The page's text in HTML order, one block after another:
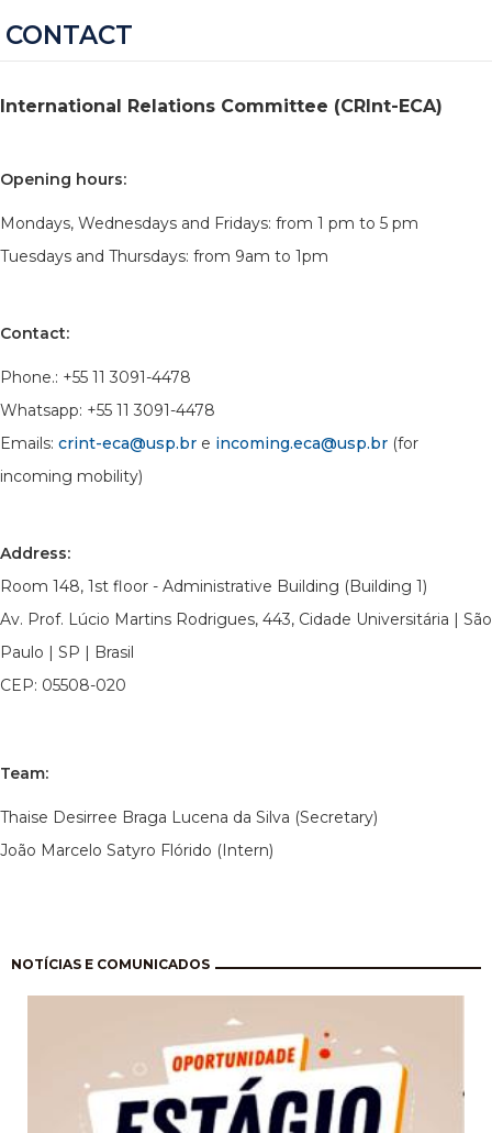
CONTACT
International Relations Committee (CRInt-ECA)
Opening hours:
Mondays, Wednesdays and Fridays: from 1 pm to 5 pm
Tuesdays and Thursdays: from 9am to 1pm
Contact:
Phone.: +55 11 3091-4478
Whatsapp: +55 11 3091-4478
Emails: crint-eca@usp.br e incoming.eca@usp.br (for
incoming mobility)
Address:
Room 148, 1st floor - Administrative Building (Building 1)
Av. Prof. Lúcio Martins Rodrigues, 443, Cidade Universitária | São
Paulo | SP | Brasil
CEP: 05508-020
Team:
Thaise Desirree Braga Lucena da Silva (Secretary)
João Marcelo Satyro Flórido (Intern)
NOTÍCIAS E COMUNICADOS
Pagination